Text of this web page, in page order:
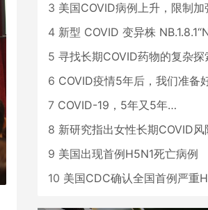
3 美国COVID病例上升，限制加强针
4 新型 COVID 变异株 NB.1.8.1“Nimbus”现已
5 寻找长期COVID药物的复杂探
6 COVID疫情5年后，我们准备好迎接下
7 COVID-19，5年又5年…
8 新研究指出女性长期COVID风险更高 少
9 美国出现首例H5N1死亡病例
10 美国CDC确认全国首例严重H5N1病例